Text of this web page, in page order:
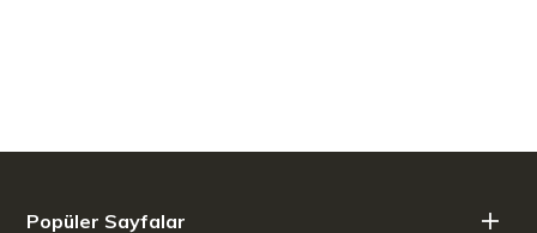
Popüler Sayfalar